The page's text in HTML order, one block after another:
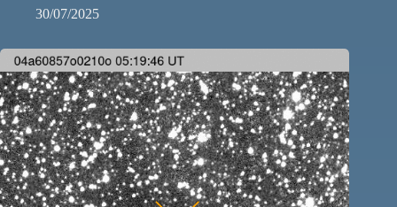
30/07/2025